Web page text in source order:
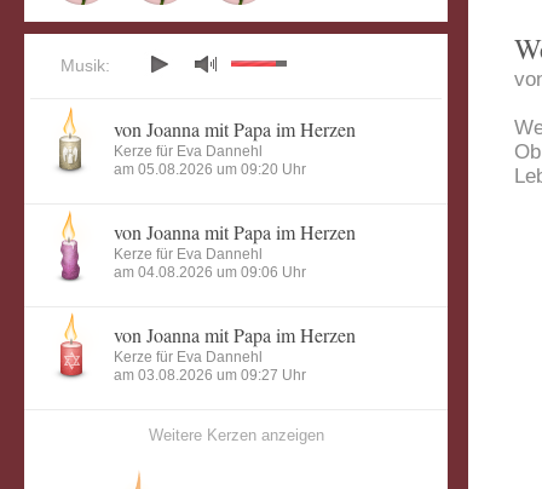
Musik:
von Joanna mit Papa im Herzen
Kerze für Eva Dannehl
am 05.08.2026 um 09:20 Uhr
von Joanna mit Papa im Herzen
Kerze für Eva Dannehl
am 04.08.2026 um 09:06 Uhr
von Joanna mit Papa im Herzen
Kerze für Eva Dannehl
am 03.08.2026 um 09:27 Uhr
Weitere Kerzen anzeigen